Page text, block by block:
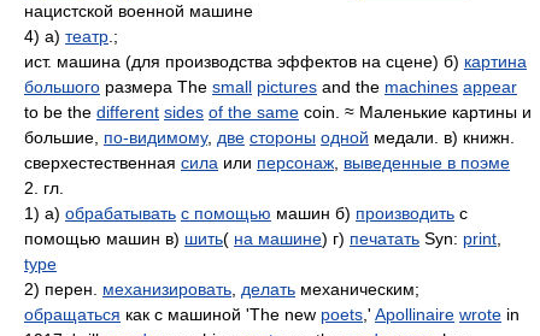
нацистской военной машине
4) а) театр .;
ист. машина (для производства эффектов на сцене) б) картина
большого размера The small pictures and the machines appear
to be the different sides of the same coin. ≈ Маленькие картины и
большие, по-видимому, две стороны одной медали. в) книжн.
сверхестественная сила или персонаж выведенные в поэме
2. гл.
1) а) обрабатывать с помощью машин б) производить с
помощью машин в) шить( на машине) г) печатать Syn: print
type
2) перен. механизировать делать механическим;
обращаться как с машиной 'The new poets ,' Apollinaire wrote in